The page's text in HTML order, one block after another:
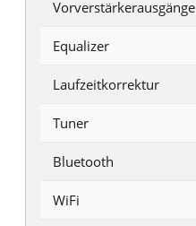
Vorverstärkerausgänge
Equalizer
Laufzeitkorrektur
Tuner
Bluetooth
WiFi